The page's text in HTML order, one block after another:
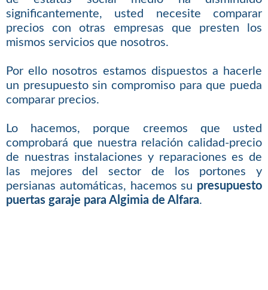
significantemente, usted necesite comparar
precios con otras empresas que presten los
mismos servicios que nosotros.
Por ello nosotros estamos dispuestos a hacerle
un presupuesto sin compromiso para que pueda
comparar precios.
Lo hacemos, porque creemos que usted
comprobará que nuestra relación calidad-precio
de nuestras instalaciones y reparaciones es de
las mejores del sector de los portones y
persianas automáticas, hacemos su presupuesto
puertas garaje para Algimia de Alfara.